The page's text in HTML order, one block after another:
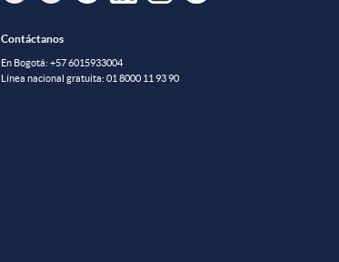
Contáctanos
En Bogotá: +57 6015933004
Línea nacional gratuita: 01 8000 11 93 90